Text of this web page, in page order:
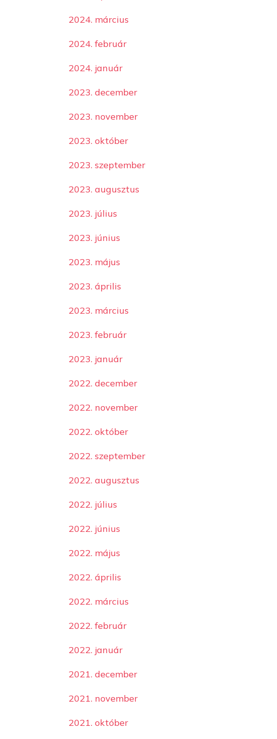
2024. március
2024. február
2024. január
2023. december
2023. november
2023. október
2023. szeptember
2023. augusztus
2023. július
2023. június
2023. május
2023. április
2023. március
2023. február
2023. január
2022. december
2022. november
2022. október
2022. szeptember
2022. augusztus
2022. július
2022. június
2022. május
2022. április
2022. március
2022. február
2022. január
2021. december
2021. november
2021. október